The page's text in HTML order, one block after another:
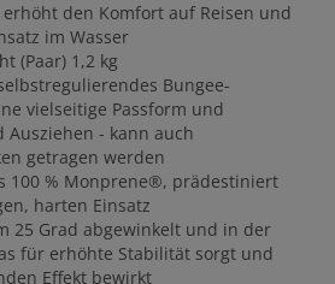
erhöht den Komfort auf Reisen und
im Wasser
(Paar) 1,2 kg
Bungee-
vielseitige Passform und
Ausziehen - kann auch
getragen werden
100 % Monprene®, prädestiniert
harten Einsatz
25 Grad abgewinkelt und in der
für erhöhte Stabilität sorgt und
Effekt bewirkt